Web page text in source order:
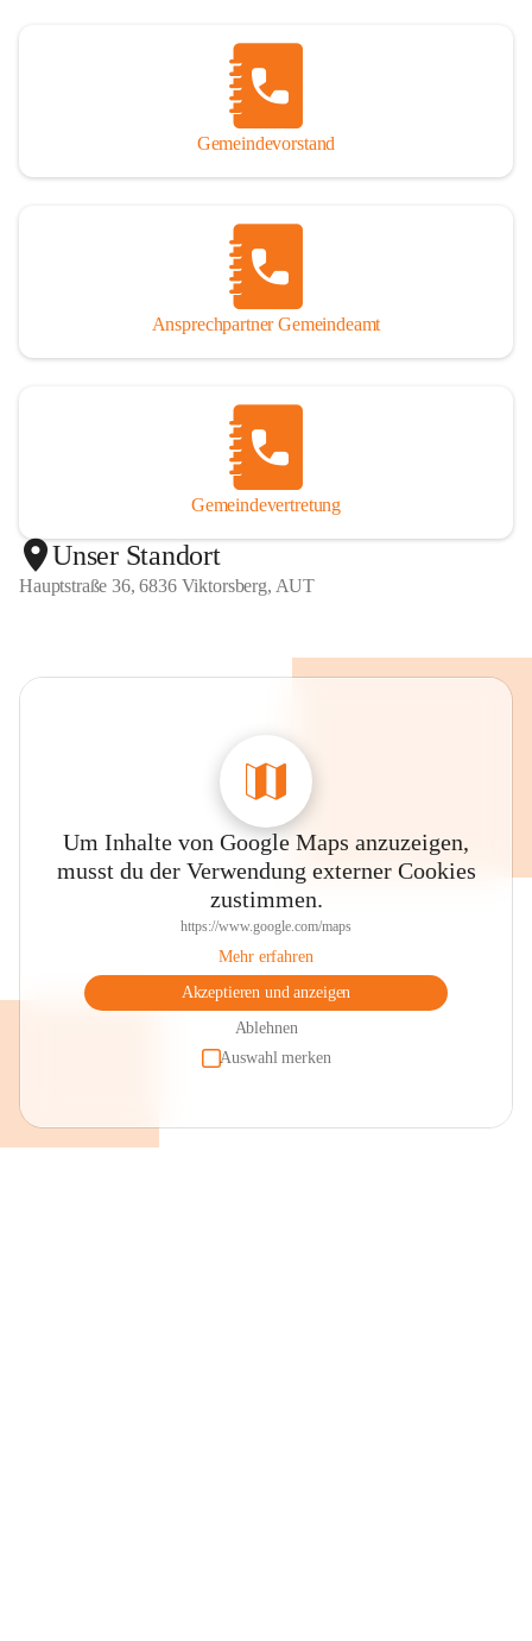
Gemeindevorstand
Ansprechpartner Gemeindeamt
Gemeindevertretung
Unser Standort
Hauptstraße 36, 6836 Viktorsberg, AUT
Um Inhalte von Google Maps anzuzeigen,
musst du der Verwendung externer Cookies
zustimmen.
https://www.google.com/maps
Mehr erfahren
Akzeptieren und anzeigen
Ablehnen
Auswahl merken